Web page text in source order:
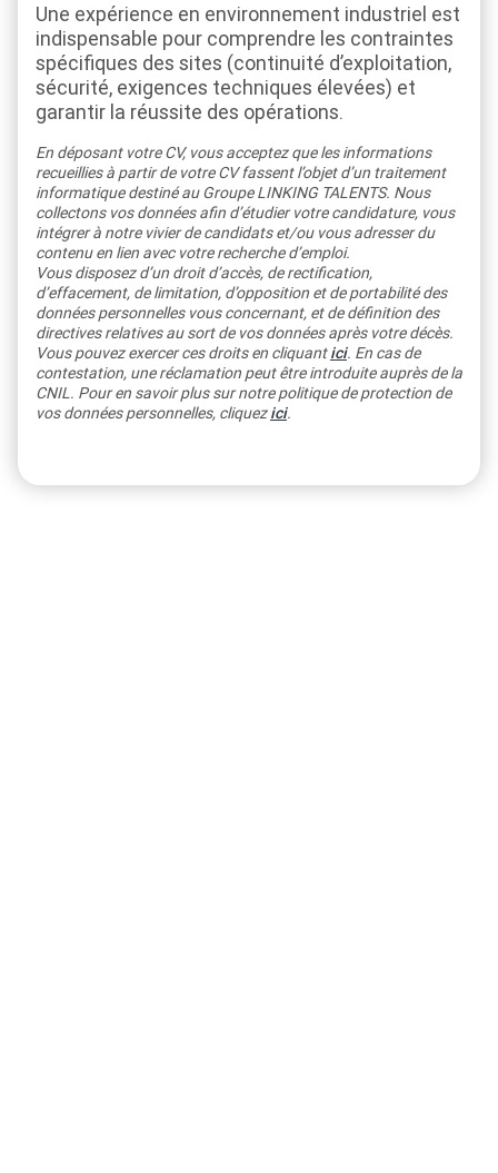
Une expérience en environnement industriel est
indispensable pour comprendre les contraintes
spécifiques des sites (continuité d’exploitation,
sécurité, exigences techniques élevées) et
garantir la réussite des opérations.
En déposant votre CV, vous acceptez que les informations
recueillies à partir de votre CV fassent l’objet d’un traitement
informatique destiné au Groupe LINKING TALENTS. Nous
collectons vos données afin d’étudier votre candidature, vous
intégrer à notre vivier de candidats et/ou vous adresser du
contenu en lien avec votre recherche d’emploi.
Vous disposez d’un droit d’accès, de rectification,
d’effacement, de limitation, d’opposition et de portabilité des
données personnelles vous concernant, et de définition des
directives relatives au sort de vos données après votre décès.
Vous pouvez exercer ces droits en cliquantici. En cas de
contestation, une réclamation peut être introduite auprès de la
CNIL. Pour en savoir plus sur notre politique de protection de
vos données personnelles, cliquezici.